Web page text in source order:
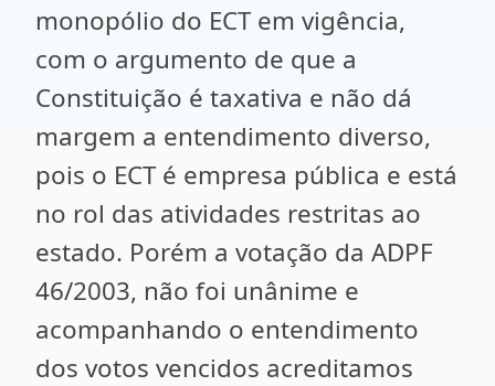
monopólio do ECT em vigência,
com o argumento de que a
Constituição é taxativa e não dá
margem a entendimento diverso,
pois o ECT é empresa pública e está
no rol das atividades restritas ao
estado. Porém a votação da ADPF
46/2003, não foi unânime e
acompanhando o entendimento
dos votos vencidos acreditamos